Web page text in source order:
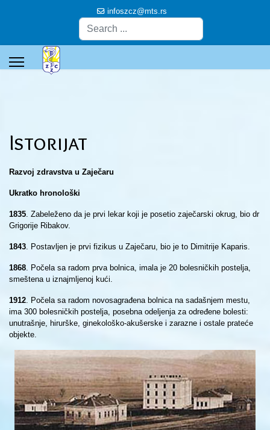
infoszcz@mts.rs
Istorijat
Razvoj zdravstva u Zaječaru
Ukratko hronološki
1835. Zabeleženo da je prvi lekar koji je posetio zaječarski okrug, bio dr
Grigorije Ribakov.
1843. Postavljen je prvi fizikus u Zaječaru, bio je to Dimitrije Kaparis.
1868. Počela sa radom prva bolnica, imala je 20 bolesničkih postelja,
smeštena u iznajmljenoj kući.
1912. Počela sa radom novosagrađena bolnica na sadašnjem mestu,
ima 300 bolesničkih postelja, posebna odeljenja za određene bolesti:
unutrašnje, hirurške, ginekološko-akušerske i zarazne i ostale prateće
objekte.